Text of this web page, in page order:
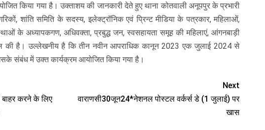
किया गया है। उक्ताशय की जानकारी देते हुए थाना कोतवाली अनूपपुर के प्रभारी
शांति समिति के सदस्य, इलेक्ट्रॉनिक एवं प्रिन्ट मीडिया के पत्रकार, महिलाओं,
के अध्यापकगण, अधिवक्ता, प्रबुद्ध जन, स्वसहायता समूह की महिलाएं, आंगनबाड़ी
की है। उल्लेखनीय है कि तीन नवीन आपराधिक कानून 2023 एक जुलाई 2024 से
संबंध में उक्त कार्यक्रम आयोजित किया गया है।
करने के लिए
Next
वाराणसी30जून24*नेशनल पोस्टल वर्कर्स डे (1 जुलाई) पर
खास